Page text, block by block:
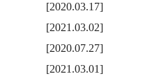
[2020.03.17]
[2021.03.02]
[2020.07.27]
[2021.03.01]